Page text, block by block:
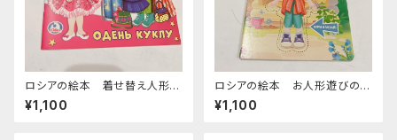
ロシアの絵本 着せ替え人形遊
びの本
¥1,100
ロシアの絵本 お人形遊びの本
「B」
¥1,100